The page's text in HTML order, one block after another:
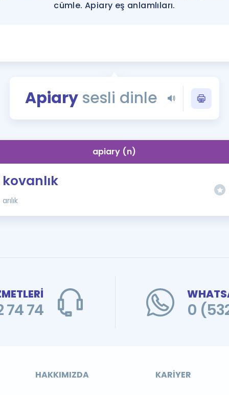
YDS - YÖKDİL
İngilizce
cümle. Apiary eş anlamlıları.
Apiarysesli dinle
apiary (n)
kovanlık
arılık
74 0
HAKKIMIZDA KARIYER